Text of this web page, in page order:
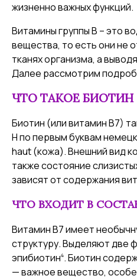
жизненно важных функций.
Витамины группы B – это
вещества, то есть они не
тканях организма, а
Далее рассмотрим
ЧТО ТАКОЕ БИОТИН
Биотин (или витамин В7)
Н по первым буквам
haut (кожа). Внешний вид
также состояние
зависят от содержания
ЧТО ВХОДИТ В
Витамин В7 имеет
структуру. Выделяют две
эпибиотин4. Биотин
— важное вещество,